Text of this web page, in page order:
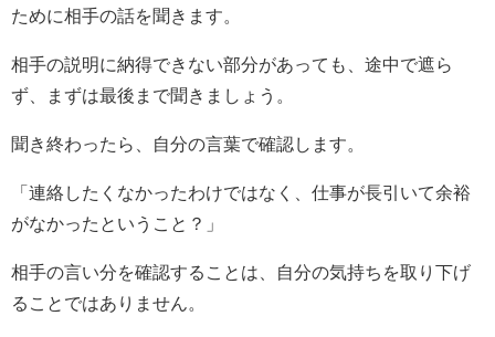
ために相手の話を聞きます。
相手の説明に納得できない部分があっても、途中で遮ら
ず、まずは最後まで聞きましょう。
聞き終わったら、自分の言葉で確認します。
「連絡したくなかったわけではなく、仕事が長引いて余裕
がなかったということ？」
相手の言い分を確認することは、自分の気持ちを取り下げ
ることではありません。